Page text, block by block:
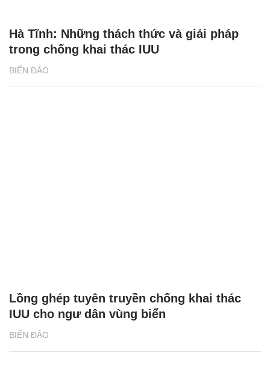
BIỂN ĐẢO
Hà Tĩnh: Những thách thức và giải pháp
trong chống khai thác IUU
BIỂN ĐẢO
Lồng ghép tuyên truyền chống khai thác
IUU cho ngư dân vùng biển